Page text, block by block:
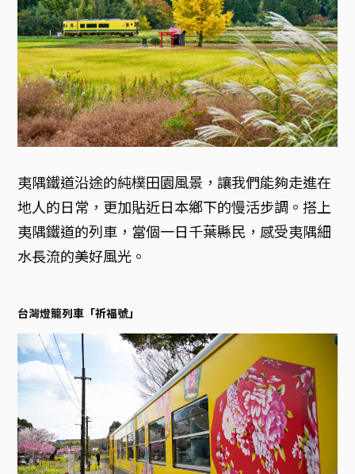
夷隅鐵道沿途的純樸田園風景，讓我們能夠走進在
地人的日常，更加貼近日本鄉下的慢活步調。搭上
夷隅鐵道的列車，當個一日千葉縣民，感受夷隅細
水長流的美好風光。
台灣燈籠列車「祈福號」